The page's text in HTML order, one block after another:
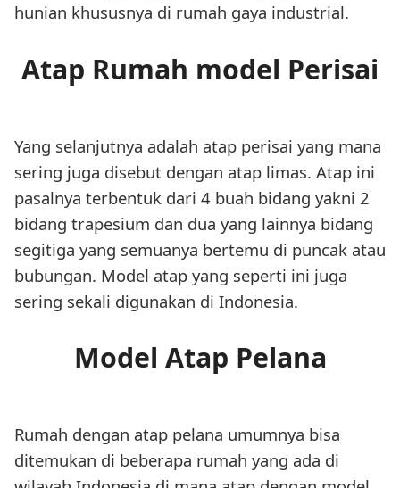
hunian khususnya di rumah gaya industrial.
Atap Rumah model Perisai
Yang selanjutnya adalah atap perisai yang mana
sering juga disebut dengan atap limas. Atap ini
pasalnya terbentuk dari 4 buah bidang yakni 2
bidang trapesium dan dua yang lainnya bidang
segitiga yang semuanya bertemu di puncak atau
bubungan. Model atap yang seperti ini juga
sering sekali digunakan di Indonesia.
Model Atap Pelana
Rumah dengan atap pelana umumnya bisa
ditemukan di beberapa rumah yang ada di